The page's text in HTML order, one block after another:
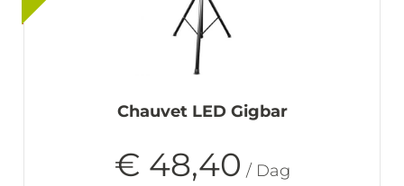
Chauvet LED Gigbar
€ 48,40 / Dag